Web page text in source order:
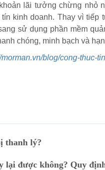
lãi tưởng chừng nhỏ
kinh doanh. Thay vì tiếp
sử dụng phần mềm
chóng, minh bạch và
morman.vn/blog/cong-thuc-
thanh lý?
lại được không? Quy